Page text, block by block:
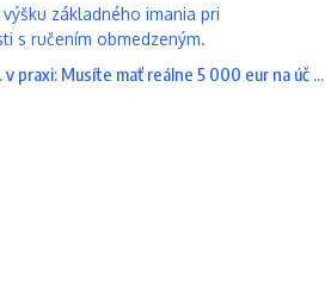
v praxi: Musíte mať reálne 5 000 eur na úč ...